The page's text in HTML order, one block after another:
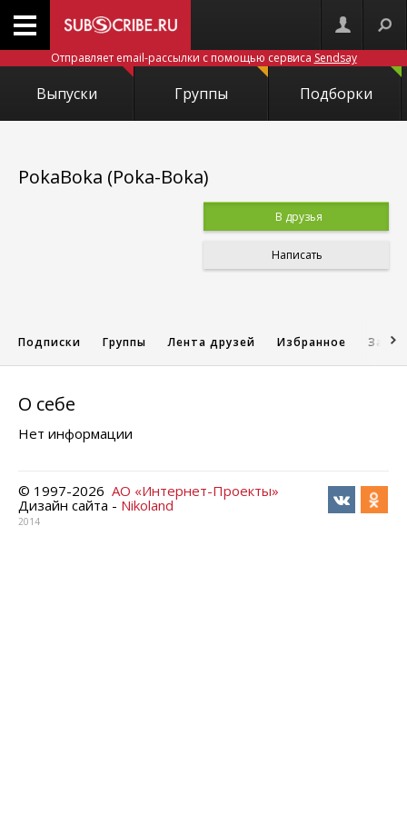
Отправляет email-рассылки с помощью сервиса Sendsay
Выпуски Группы Подборки
PokaBoka (Poka-Boka)
В друзья
Написать
Подписки Группы Лента друзей Избранное
О себе
Нет информации
© 1997-2026 АО «Интернет-Проекты»
Дизайн сайта - Nikoland
2014